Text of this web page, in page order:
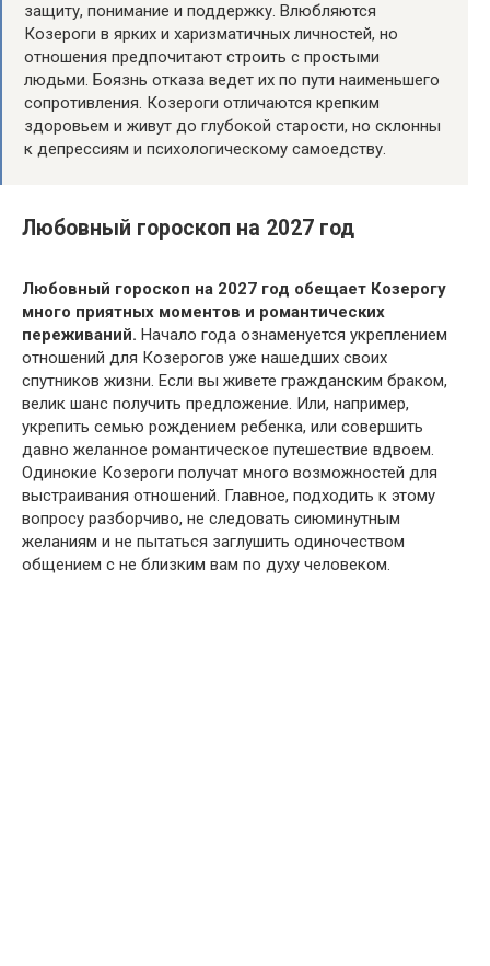
защиту, понимание и поддержку. Влюбляются
Козероги в ярких и харизматичных личностей, но
отношения предпочитают строить с простыми
людьми. Боязнь отказа ведет их по пути наименьшего
сопротивления. Козероги отличаются крепким
здоровьем и живут до глубокой старости, но склонны
к депрессиям и психологическому самоедству.
Любовный гороскоп на 2027 год
Любовный гороскоп на 2027 год обещает Козерогу
много приятных моментов и романтических
переживаний. Начало года ознаменуется укреплением
отношений для Козерогов уже нашедших своих
спутников жизни. Если вы живете гражданским браком,
велик шанс получить предложение. Или, например,
укрепить семью рождением ребенка, или совершить
давно желанное романтическое путешествие вдвоем.
Одинокие Козероги получат много возможностей для
выстраивания отношений. Главное, подходить к этому
вопросу разборчиво, не следовать сиюминутным
желаниям и не пытаться заглушить одиночеством
общением с не близким вам по духу человеком.